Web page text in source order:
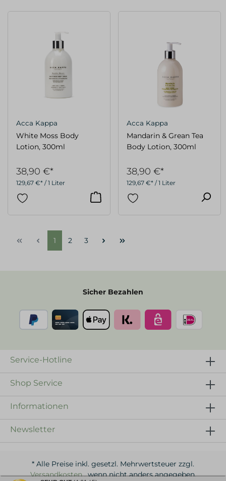
Acca Kappa
White Moss Body
Lotion, 300ml
129,67 €* / 1 Liter
38,90 €*
Acca Kappa
Mandarin & Grean Tea
Body Lotion, 300ml
129,67 €* / 1 Liter
38,90 €*
1 2 3
Sicher Bezahlen
Service-Hotline
Shop Service
Informationen
Newsletter
* Alle Preise inkl. gesetzl. Mehrwertsteuer zzgl.
Versandkosten, wenn nicht anders angegeben.